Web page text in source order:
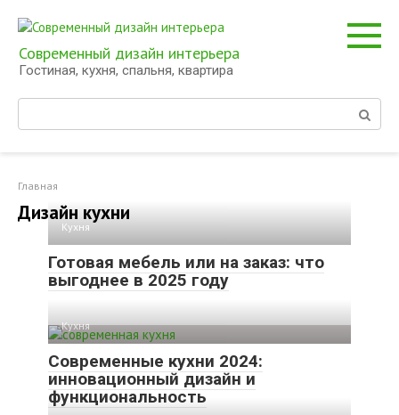
контенту
Современный дизайн интерьера
Гостиная, кухня, спальня, квартира
Поиск:
Главная
Дизайн кухни
Кухня
Готовая мебель или на заказ: что
выгоднее в 2025 году
Кухня
Современные кухни 2024:
инновационный дизайн и
функциональность